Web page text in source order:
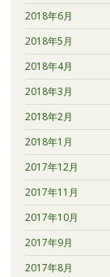
2018年6月
2018年5月
2018年4月
2018年3月
2018年2月
2018年1月
2017年12月
2017年11月
2017年10月
2017年9月
2017年8月